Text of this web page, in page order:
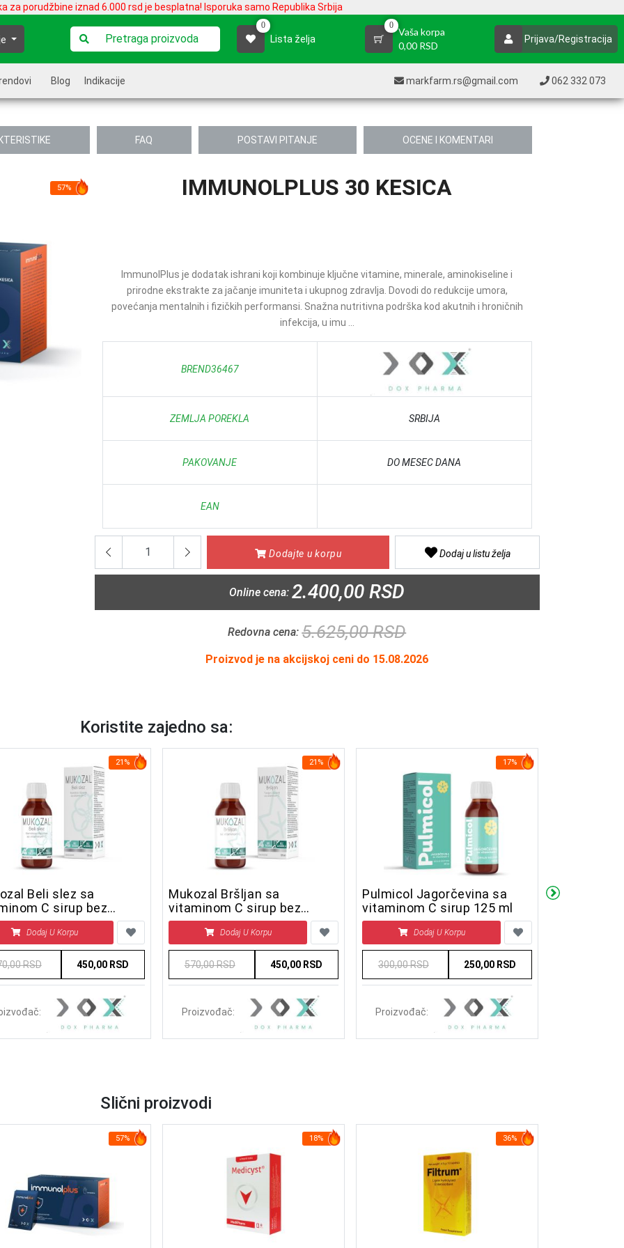
za porudžbine iznad 6.000 rsd je besplatna! Isporuka samo Republika Srbija
0
Lista želja
0
Vaša korpa
0,00 RSD
Prijava/Registracija
Blog Indikacije markfarm.rs@gmail.com 062 332 073
FAQ POSTAVI PITANJE OCENE I KOMENTARI
57% IMMUNOLPLUS 30 KESICA
ImmunolPlus je dodatak ishrani koji kombinuje ključne vitamine, minerale, aminokiseline i
prirodne ekstrakte za jačanje imuniteta i ukupnog zdravlja. Dovodi do redukcije umora,
povećanja mentalnih i fizičkih performansi. Snažna nutritivna podrška kod akutnih i hroničnih
infekcija, u imu ...
BREND36467
ZEMLJA POREKLA SRBIJA
PAKOVANJE DO MESEC DANA
EAN
Dodajte u korpu Dodaj u listu želja
Online cena: 2.400,00 RSD
Redovna cena:5.625,00 RSD
Proizvod je na akcijskoj ceni do 15.08.2026
Koristite zajedno sa:
21%
Beli slez sa
C sirup bez
i šećera 125 ml
Dodaj U Korpu
RSD 450,00 RSD
21%
Mukozal Bršljan sa
vitaminom C sirup bez
alkohola i šećera 125 ml
Dodaj U Korpu
570,00 RSD 450,00 RSD
Proizvođač:
17%
Pulmicol Jagorčevina sa
vitaminom C sirup 125 ml
Dodaj U Korpu
300,00 RSD 250,00 RSD
Proizvođač:
Pulmicol
Slični proizvodi
57% 18% 36%